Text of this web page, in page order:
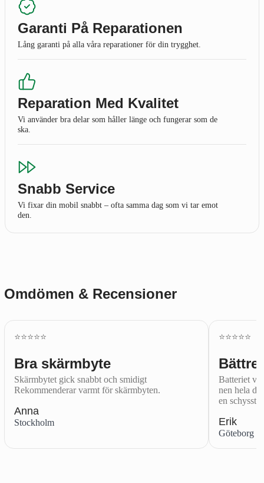
Garanti På Reparationen
Lång garanti på alla våra reparationer för din trygghet.
Reparation Med Kvalitet
Vi använder bra delar som håller länge och fungerar som de
ska.
Snabb Service
Vi fixar din mobil snabbt – ofta samma dag som vi tar emot
den.
Omdömen & Recensioner
⭐️⭐️⭐️⭐️⭐️
Bra skärmbyte
Skärmbytet gick snabbt och smidigt
Rekommenderar varmt för skärmbyten.
Anna
Stockholm
⭐️⭐️⭐️⭐️⭐️
Bättre
Batteriet
nen hela
en schysst.
Erik
Göteborg